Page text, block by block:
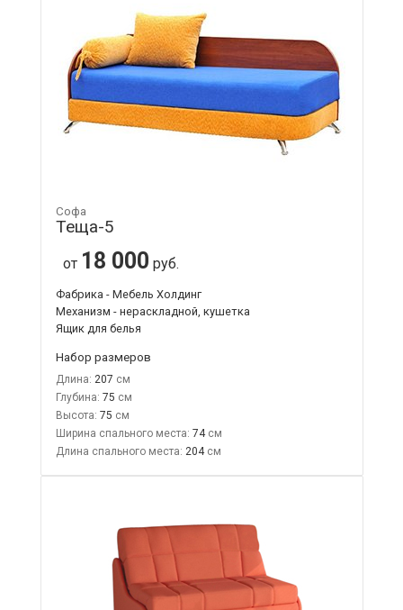
Софа
Теща-5
от 18 000 руб.
Фабрика - Мебель Холдинг
Механизм - нераскладной, кушетка
Ящик для белья
Набор размеров
Длина: 207
Глубина: 75
Высота: 75
Ширина спального места: 74
Длина спального места: 204